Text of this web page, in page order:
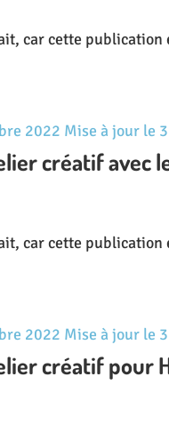
car cette
2022 Mise à jour le
créatif avec
car cette
2022 Mise à jour le
créatif pour